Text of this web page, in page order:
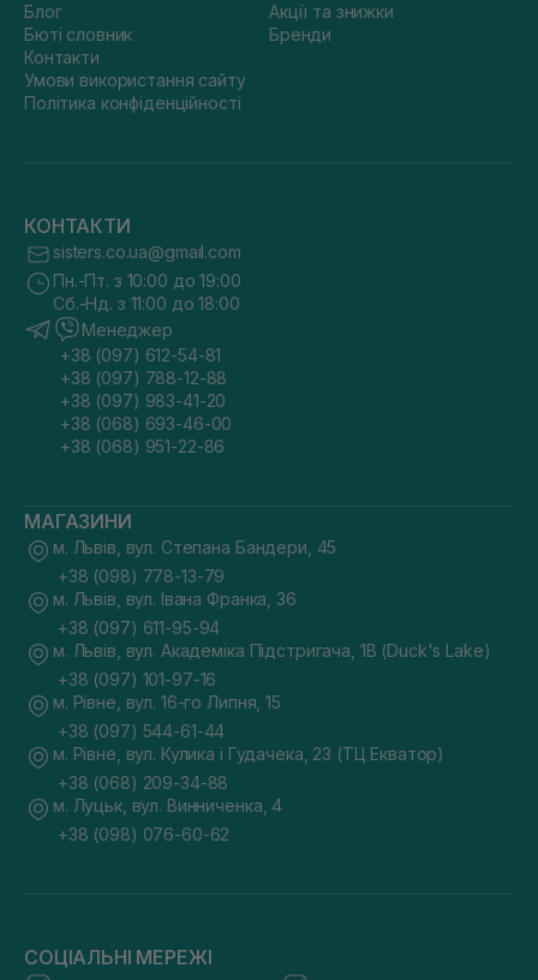
Блог
Бюті словник
Контакти
Умови використання сайту
Політика конфіденційності
Акції та знижки
Бренди
КОНТАКТИ
sisters.co.ua@gmail.com
Пн.-Пт. з 10:00 до 19:00
Сб.-Нд. з 11:00 до 18:00
Менеджер
+38 (097) 612-54-81
+38 (097) 788-12-88
+38 (097) 983-41-20
+38 (068) 693-46-00
+38 (068) 951-22-86
МАГАЗИНИ
м. Львів, вул. Степана Бандери, 45
+38 (098) 778-13-79
м. Львів, вул. Івана Франка, 36
+38 (097) 611-95-94
м. Львів, вул. Академіка Підстригача, 1В (Duck's Lake)
+38 (097) 101-97-16
м. Рівне, вул. 16-го Липня, 15
+38 (097) 544-61-44
м. Рівне, вул. Кулика і Гудачека, 23 (ТЦ Екватор)
+38 (068) 209-34-88
м. Луцьк, вул. Винниченка, 4
+38 (098) 076-60-62
СОЦІАЛЬНІ МЕРЕЖІ